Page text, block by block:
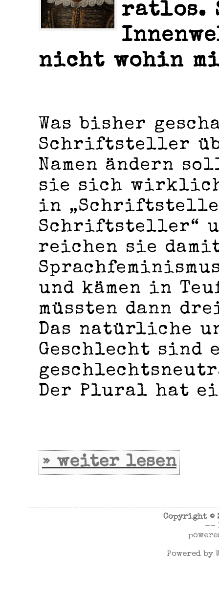
ratlos.
nicht wohin
Was bisher
Schriftsteller
Namen ändern
sie sich
in
Schriftsteller“
reichen sie damit
und kämen in
müssten dann
Das natürliche
Geschlecht sind
Der Plural hat
» weiter lesen
Copyright ©
--
Powered by